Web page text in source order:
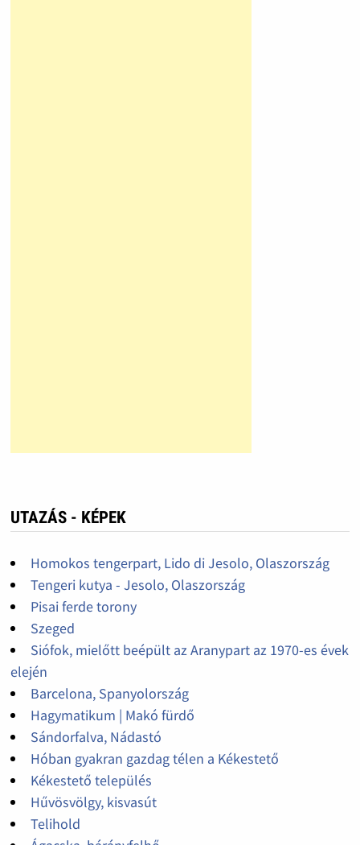
UTAZÁS - KÉPEK
Homokos tengerpart, Lido di Jesolo, Olaszország
Tengeri kutya - Jesolo, Olaszország
Pisai ferde torony
Szeged
Siófok, mielőtt beépült az Aranypart az 1970-es évek
elején
Barcelona, Spanyolország
Hagymatikum | Makó fürdő
Sándorfalva, Nádastó
Hóban gyakran gazdag télen a Kékestető
Kékestető település
Hűvösvölgy, kisvasút
Telihold